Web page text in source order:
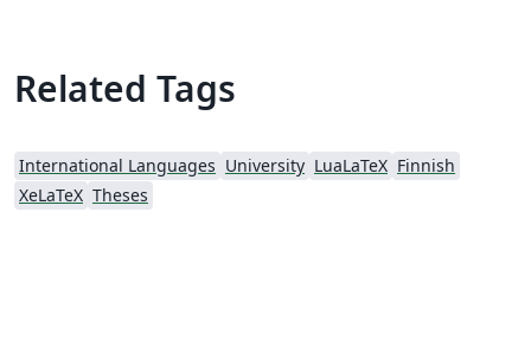
Related Tags
International Languages University LuaLaTeX Finnish
XeLaTeX Theses